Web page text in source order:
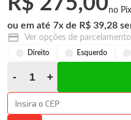
7x R$ 39,28
Ver opções de parcelamento
Direito Esquerdo